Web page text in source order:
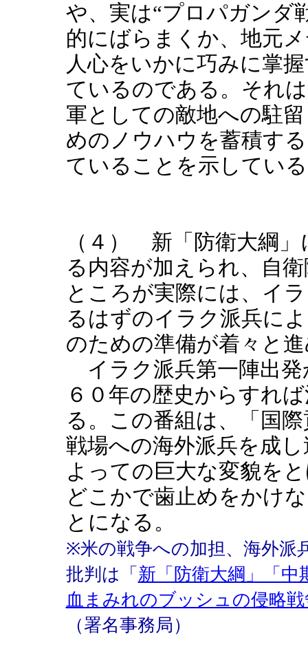
や、実は“プロパガンダ
的にばらまくか、地元
人心をいかに巧みに掌
ているのである。それ
軍としての敵地への駐
めのノウハウを蓄積す
ていることを示してい
（４） 新「防衛大綱
る内容が加えられ、自
ところが実際には、イ
るはずのイラク派兵に
のための準備が着々と
イラク派兵第一陣出発
６０年の歴史からすれ
る。この番組は、「国
戦場への海外派兵を成
よっての巨大な変貌を
どこかで歯止めをかけ
とになる。
※米の戦争への加担、海外派
批判は「 新「防衛大綱」「中
血まみれのブッシュの侵略
（署名事務局）